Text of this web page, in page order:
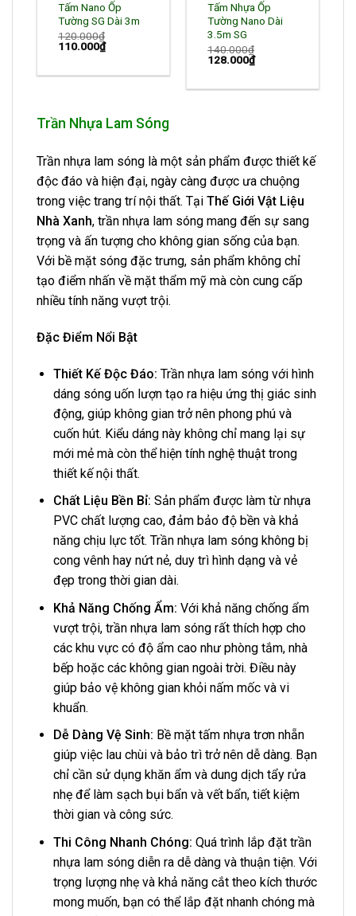
Tấm Nano Ốp
Tường SG Dài 3m
120.000₫
Giá
120.000₫.
110.000₫Giá
hiện
là:
Tấm Nhựa Ốp
Tường Nano Dài
3.5m SG
140.000₫
Giá
140.000₫.
128.000₫Giá
hiện
là:
Trần Nhựa Lam Sóng
Trần nhựa lam sóng là một sản phẩm được thiết kế
độc đáo và hiện đại, ngày càng được ưa chuộng
trong việc trang trí nội thất. Tại Thế Giới Vật Liệu
Nhà Xanh, trần nhựa lam sóng mang đến sự sang
trọng và ấn tượng cho không gian sống của bạn.
Với bề mặt sóng đặc trưng, sản phẩm không chỉ
tạo điểm nhấn về mặt thẩm mỹ mà còn cung cấp
nhiều tính năng vượt trội.
Đặc Điểm Nổi Bật
Thiết Kế Độc Đáo: Trần nhựa lam sóng với hình
dáng sóng uốn lượn tạo ra hiệu ứng thị giác sinh
động, giúp không gian trở nên phong phú và
cuốn hút. Kiểu dáng này không chỉ mang lại sự
mới mẻ mà còn thể hiện tính nghệ thuật trong
thiết kế nội thất.
Chất Liệu Bền Bỉ: Sản phẩm được làm từ nhựa
PVC chất lượng cao, đảm bảo độ bền và khả
năng chịu lực tốt. Trần nhựa lam sóng không bị
cong vênh hay nứt nẻ, duy trì hình dạng và vẻ
đẹp trong thời gian dài.
Khả Năng Chống Ẩm: Với khả năng chống ẩm
vượt trội, trần nhựa lam sóng rất thích hợp cho
các khu vực có độ ẩm cao như phòng tắm, nhà
bếp hoặc các không gian ngoài trời. Điều này
giúp bảo vệ không gian khỏi nấm mốc và vi
khuẩn.
Dễ Dàng Vệ Sinh: Bề mặt tấm nhựa trơn nhẵn
giúp việc lau chùi và bảo trì trở nên dễ dàng. Bạn
chỉ cần sử dụng khăn ẩm và dung dịch tẩy rửa
nhẹ để làm sạch bụi bẩn và vết bẩn, tiết kiệm
thời gian và công sức.
Thi Công Nhanh Chóng: Quá trình lắp đặt trần
nhựa lam sóng diễn ra dễ dàng và thuận tiện. Với
trọng lượng nhẹ và khả năng cắt theo kích thước
mong muốn, bạn có thể lắp đặt nhanh chóng mà